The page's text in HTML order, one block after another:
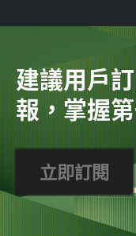
建議用戶
報，掌握
立即訂閱